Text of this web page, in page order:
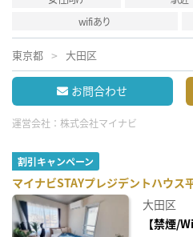
wifiあり
東京都 大田区
お問合わせ
運営会社： 株式会社マイナビ
割引キャンペーン
マイナビSTAYプレジデントハウス
大田区
【禁煙/